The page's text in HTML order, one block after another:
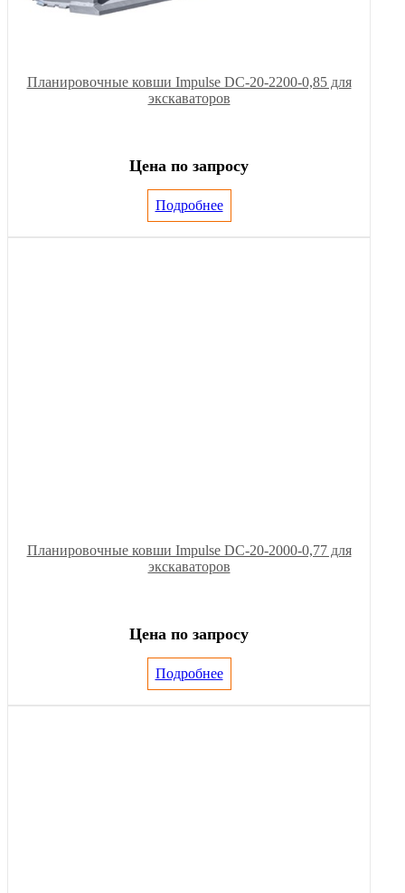
Планировочные ковши Impulse DC-20-2200-0,85 для
экскаваторов
Цена по запросу
Подробнее
Планировочные ковши Impulse DC-20-2000-0,77 для
экскаваторов
Цена по запросу
Подробнее